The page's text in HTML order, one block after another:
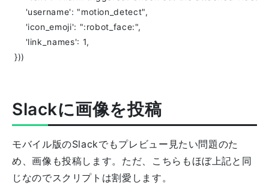
Slackに画像を投稿
モバイル版のSlackでもプレビュー見たい問題のた
め、画像も投稿します。ただ、こちらもほぼ上記と同
じなのでスクリプトは割愛します。